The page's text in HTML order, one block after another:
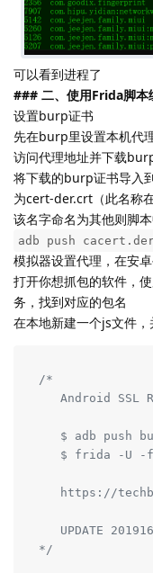
可以看到进程了
### 二、使用Frida脚本
设置burp证书
先在burp里设置本机代
访问代理地址并下载
将下载的burp证书导入
为cert-der.crt（此名称
该名字命名为其他则脚
adb push
模拟器设置代理，在安
打开你想抓包的软件，
务，找到对应的包名
在本地新建一个js文件，
/*
Android SSL
$ adb push
$ frida -U -
https://
UPDATE
*/